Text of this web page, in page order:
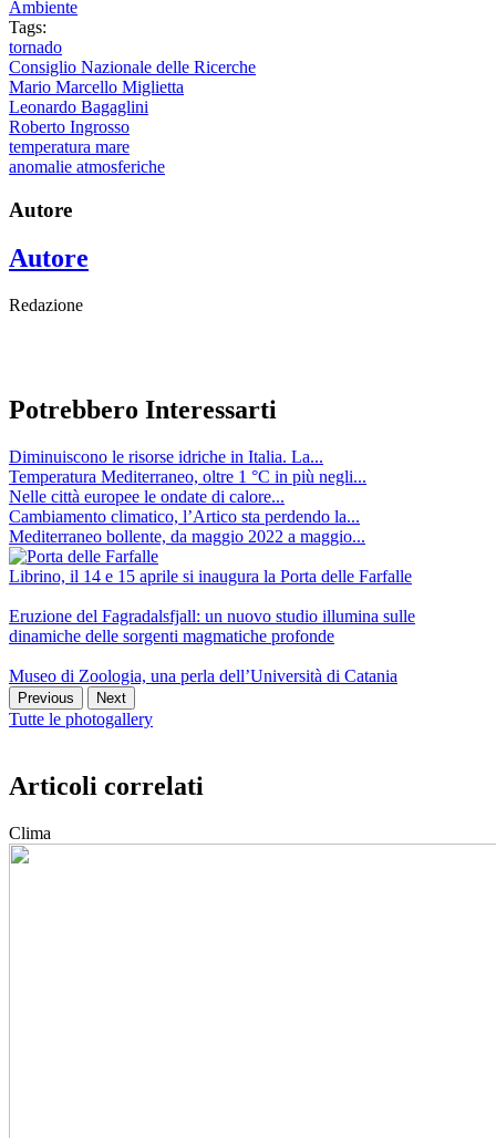
Ambiente
Tags:
tornado
Consiglio Nazionale delle Ricerche
Mario Marcello Miglietta
Leonardo Bagaglini
Roberto Ingrosso
temperatura mare
anomalie atmosferiche
Autore
Autore
Redazione
Potrebbero Interessarti
Diminuiscono le risorse idriche in Italia. La...
Temperatura Mediterraneo, oltre 1 °C in più negli...
Nelle città europee le ondate di calore...
Cambiamento climatico, l’Artico sta perdendo la...
Mediterraneo bollente, da maggio 2022 a maggio...
Librino, il 14 e 15 aprile si inaugura la Porta delle Farfalle
Eruzione del Fagradalsfjall: un nuovo studio illumina sulle
dinamiche delle sorgenti magmatiche profonde
Museo di Zoologia, una perla dell’Università di Catania
Previous Next
Tutte le photogallery
Articoli correlati
Clima